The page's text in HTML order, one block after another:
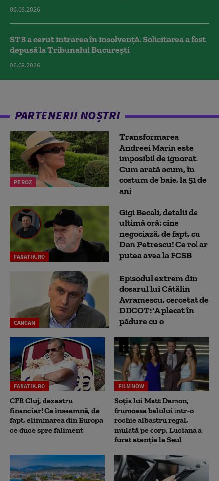
06.08.2026
STB a cerut intrarea în insolvență. Solicitarea a fost
depusă la Tribunalul București
06.08.2026
PARTENERII NOȘTRI
PE ROZ
Transformarea
Andreei Marin este
imposibil de ignorat.
Cum arată acum, în
costum de baie, la 51 de
ani
FANATIK.RO
Gigi Becali, detalii de
ultimă oră: cine
negociază, de fapt, cu
Dan Petrescu! Ce rol ar
putea avea la FCSB
CANCAN
Episodul extrem din
dosarul lui Cătălin
Avramescu, cercetat de
DIICOT: 'A plecat în
pădure cu o
FANATIK.RO
CFR Cluj, dezastru
financiar! Ce înseamnă, de
fapt, eliminarea din Europa
ce duce spre faliment
FILM NOW
Soția lui Matt Damon,
frumoasa balului într-o
rochie albastru regal,
mulată pe corp. Luciana a
furat atenția la Seul